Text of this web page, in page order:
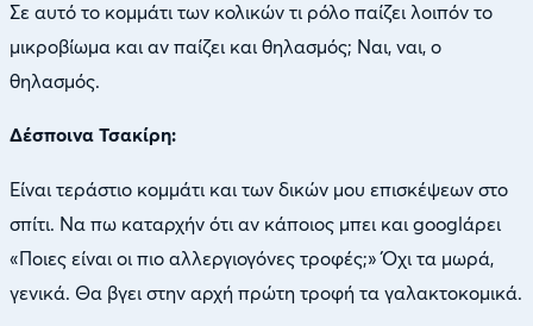
Σε αυτό το κομμάτι των κολικών τι ρόλο παίζει λοιπόν το
μικροβίωμα και αν παίζει και θηλασμός; Ναι, ναι, ο
θηλασμός.
Δέσποινα Τσακίρη:
Είναι τεράστιο κομμάτι και των δικών μου επισκέψεων στο
σπίτι. Να πω καταρχήν ότι αν κάποιος μπει και googlάρει
«Ποιες είναι οι πιο αλλεργιογόνες τροφές;» Όχι τα μωρά,
γενικά. Θα βγει στην αρχή πρώτη τροφή τα γαλακτοκομικά.